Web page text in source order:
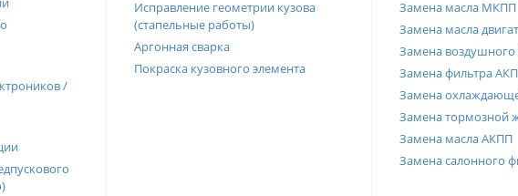
/
Исправление геометрии кузова
(стапельные работы)
Аргонная сварка
Покраска кузовного элемента
Замена масла МКПП
Замена масла
Замена воздушного
Замена фильтра
Замена
Замена тормозной
Замена масла АКПП
Замена салонного